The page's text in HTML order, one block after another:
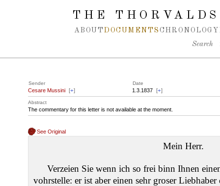
Spring navigation over
THE
ABOUT DOCUMENTS CHRONOLOGY
Search
Sender Date
Cesare Mussini [+] 1.3.1837 [+]
Abstract
The commentary for this letter is not available at the moment.
See Original
Mein Herr.
Verzeien Sie wenn ich so frei binn Ihnen
vohrstelle: er ist aber einen sehr groser